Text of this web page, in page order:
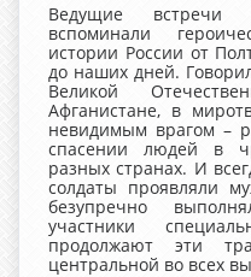
Ведущие встречи
вспоминали
истории России от
до наших дней.
Великой
Афганистане, в
невидимым врагом –
спасении людей в
разных странах. И
солдаты проявляли
безупречно
участники
продолжают эти
центральной во всех